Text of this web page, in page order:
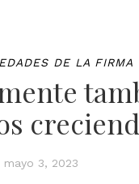
DE LA FIRMA
mayo 3, 2023